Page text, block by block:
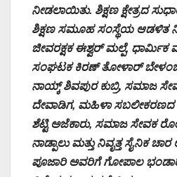
ನೀಡಲಾಯಿತು. ಶಿಕ್ಷಣ ಕ್ಷೇತ್ರದ
ಶಿಕ್ಷಣ ಸಮೂಹ ಸಂಸ್ಥೆಯ ಆಡಳಿತ
ಜೀವರಕ್ಷಕ ಈಶ್ವರ್‌ ಮಲ್ಪೆ, ಧಾರ್ಮಿಕ
ಸಂಘಟಕ ಕಿರಣ್‌ ತೋಳಾರ್‌ ಬೇಳಂಜೆ,
ನಾಯ್ಕ್‌ ಶಿವಪುರ ಕುಬ್ರಿ, ಸಮಾಜ
ದೇವಾಡಿಗ, ಮಹಿಳಾ
ಶೆಟ್ಟಿ ಅಜೆಕಾರು, ಸಮಾಜ ಸೇವಕ
ನಾಡ್ಪಾಲು ಮತ್ತು ನಿವೃತ್ತ ಸೈನಿಕ
ಪೂಜಾರಿ ಅವರಿಗೆ ಗೋಪಾಲ